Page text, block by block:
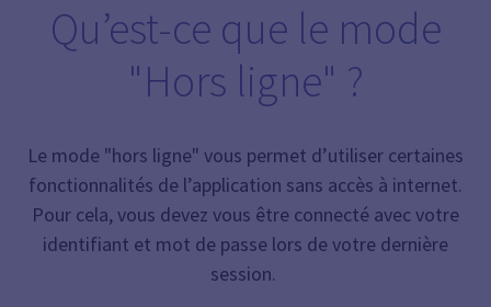
Qu’est-ce que le mode
"Hors ligne" ?
Le mode "hors ligne" vous permet d’utiliser certaines
fonctionnalités de l’application sans accès à internet.
Pour cela, vous devez vous être connecté avec votre
identifiant et mot de passe lors de votre dernière
session.